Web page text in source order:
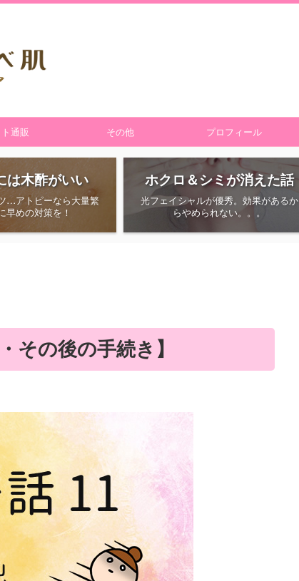
通販 その他 プロフィール
は木酢がいい
…アトピーなら大量繁
早めの対策を！
ホクロ＆シミが消えた話
光フェイシャルが優秀。効果があるか
らやめられない。。。
その後の手続き】